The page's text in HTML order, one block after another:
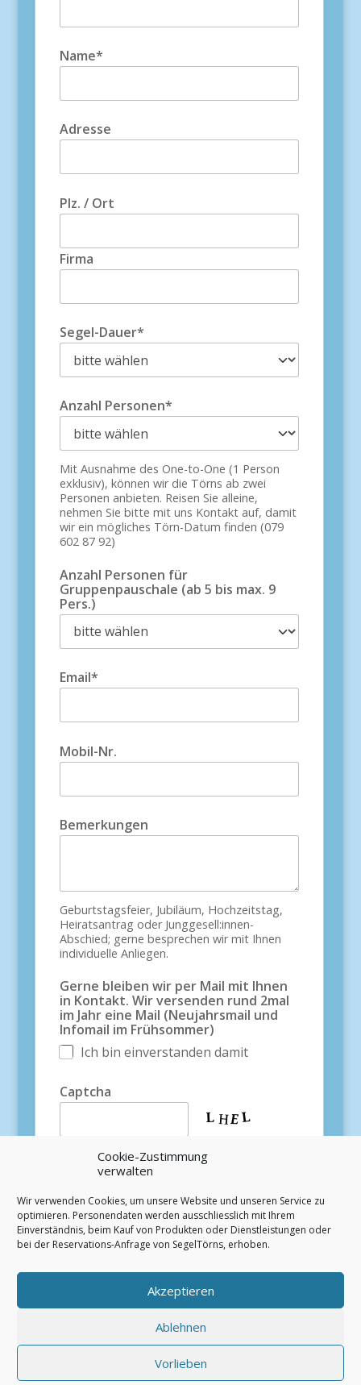
Cookie-Zustimmung
verwalten
Wir verwenden Cookies, um unsere Website und unseren Service zu
optimieren. Personendaten werden ausschliesslich mit Ihrem
Einverständnis, beim Kauf von Produkten oder Dienstleistungen oder
bei der Reservations-Anfrage von SegelTörns, erhoben.
Akzeptieren
Ablehnen
Vorlieben
Name*
Adresse
Plz. / Ort
Firma
Segel-Dauer*
Anzahl Personen*
Mit Ausnahme des One-to-One (1 Person
exklusiv), können wir die Törns ab zwei
Personen anbieten. Reisen Sie alleine,
nehmen Sie bitte mit uns Kontakt auf, damit
wir ein mögliches Törn-Datum finden (079
602 87 92)
Anzahl Personen für
Gruppenpauschale (ab 5 bis max. 9
Pers.)
Email*
Mobil-Nr.
Bemerkungen
Geburtstagsfeier, Jubiläum, Hochzeitstag,
Heiratsantrag oder Junggesell:innen-
Abschied; gerne besprechen wir mit Ihnen
individuelle Anliegen.
Gerne bleiben wir per Mail mit Ihnen
in Kontakt. Wir versenden rund 2mal
im Jahr eine Mail (Neujahrsmail und
Infomail im Frühsommer)
Ich bin einverstanden damit
Captcha
Team-Segeln
Impressum
Segeltörns & Teamevents unter Segel ab Locarno, Tessin,